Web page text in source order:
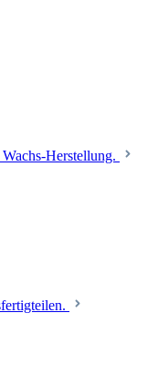
Herstellung.